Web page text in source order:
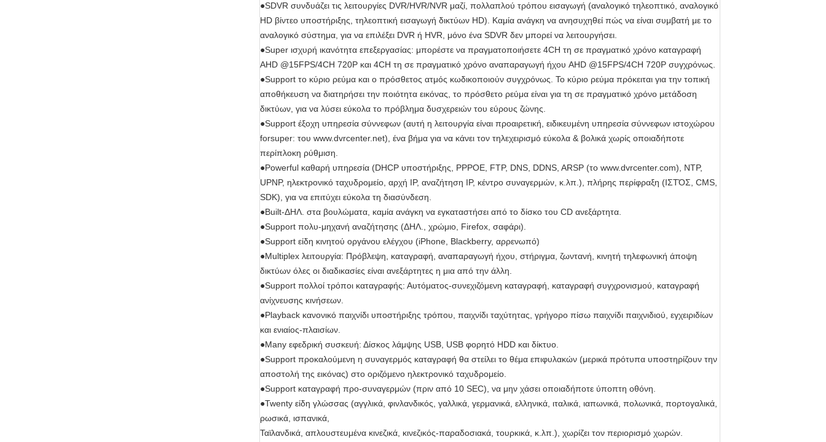
●SDVR συνδυάζει τις λειτουργίες DVR/HVR/NVR μαζί, πολλαπλού τρόπου εισαγωγή (αναλογικό τηλεοπτικό, αναλογικό
HD βίντεο υποστήριξης, τηλεοπτική εισαγωγή δικτύων HD). Καμία ανάγκη να ανησυχηθεί πώς να είναι συμβατή με το
αναλογικό σύστημα, για να επιλέξει DVR ή HVR, μόνο ένα SDVR δεν μπορεί να λειτουργήσει.
●Super ισχυρή ικανότητα επεξεργασίας: μπορέστε να πραγματοποιήσετε 4CH τη σε πραγματικό χρόνο καταγραφή
AHD @15FPS/4CH 720P και 4CH τη σε πραγματικό χρόνο αναπαραγωγή ήχου AHD @15FPS/4CH 720P συγχρόνως.
●Support το κύριο ρεύμα και ο πρόσθετος ατμός κωδικοποιούν συγχρόνως. Το κύριο ρεύμα πρόκειται για την τοπική
αποθήκευση να διατηρήσει την ποιότητα εικόνας, το πρόσθετο ρεύμα είναι για τη σε πραγματικό χρόνο μετάδοση
δικτύων, για να λύσει εύκολα το πρόβλημα δυσχερειών του εύρους ζώνης.
●Support έξοχη υπηρεσία σύννεφων (αυτή η λειτουργία είναι προαιρετική, ειδικευμένη υπηρεσία σύννεφων ιστοχώρου
forsuper: του www.dvrcenter.net), ένα βήμα για να κάνει τον τηλεχειρισμό εύκολα & βολικά χωρίς οποιαδήποτε
περίπλοκη ρύθμιση.
●Powerful καθαρή υπηρεσία (DHCP υποστήριξης, PPPOE, FTP, DNS, DDNS, ARSP (το www.dvrcenter.com), NTP,
UPNP, ηλεκτρονικό ταχυδρομείο, αρχή IP, αναζήτηση IP, κέντρο συναγερμών, κ.λπ.), πλήρης περίφραξη (ΙΣΤΌΣ, CMS,
SDK), για να επιτύχει εύκολα τη διασύνδεση.
●Built-ΔΗΛ. στα βουλώματα, καμία ανάγκη να εγκαταστήσει από το δίσκο του CD ανεξάρτητα.
●Support πολυ-μηχανή αναζήτησης (ΔΗΛ., χρώμιο, Firefox, σαφάρι).
●Support είδη κινητού οργάνου ελέγχου (iPhone, Blackberry, αρρενωπό)
●Multiplex λειτουργία: Πρόβλεψη, καταγραφή, αναπαραγωγή ήχου, στήριγμα, ζωντανή, κινητή τηλεφωνική άποψη
δικτύων όλες οι διαδικασίες είναι ανεξάρτητες η μια από την άλλη.
●Support πολλοί τρόποι καταγραφής: Αυτόματος-συνεχιζόμενη καταγραφή, καταγραφή συγχρονισμού, καταγραφή
ανίχνευσης κινήσεων.
●Playback κανονικό παιχνίδι υποστήριξης τρόπου, παιχνίδι ταχύτητας, γρήγορο πίσω παιχνίδι παιχνιδιού, εγχειριδίων
και ενιαίος-πλαισίων.
●Many εφεδρική συσκευή: Δίσκος λάμψης USB, USB φορητό HDD και δίκτυο.
●Support προκαλούμενη η συναγερμός καταγραφή θα στείλει το θέμα επιφυλακών (μερικά πρότυπα υποστηρίζουν την
αποστολή της εικόνας) στο οριζόμενο ηλεκτρονικό ταχυδρομείο.
●Support καταγραφή προ-συναγερμών (πριν από 10 SEC), να μην χάσει οποιαδήποτε ύποπτη οθόνη.
●Twenty είδη γλώσσας (αγγλικά, φινλανδικός, γαλλικά, γερμανικά, ελληνικά, ιταλικά, ιαπωνικά, πολωνικά, πορτογαλικά,
ρωσικά, ισπανικά,
Ταϊλανδικά, απλουστευμένα κινεζικά, κινεζικός-παραδοσιακά, τουρκικά, κ.λπ.), χωρίζει τον περιορισμό χωρών.